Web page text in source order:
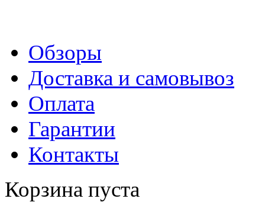
Обзоры
Доставка и самовывоз
Оплата
Гарантии
Контакты
Корзина пуста